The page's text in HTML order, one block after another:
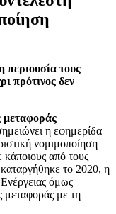
περιουσία τους
πρότινος δεν
μεταφοράς
η εφημερίδα
νομιμοποίηση
από τους
το 2020, η
όμως
μεταφοράς με τη